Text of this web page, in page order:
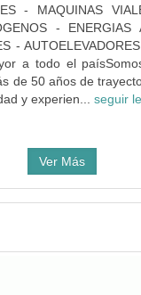
- MAQUINAS
- ENERGIAS
-
a todo el
de 50 años de
y experien... seguir
Ver Más